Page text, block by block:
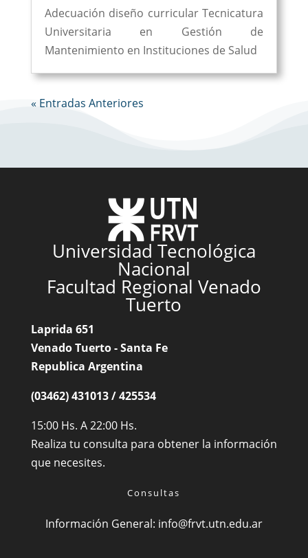
Adecuación diseño curricular Tecnicatura
Universitaria en Gestión de
Mantenimiento en Instituciones de Salud
« Entradas Anteriores
Universidad Tecnológica
Nacional
Facultad Regional Venado
Tuerto
Laprida 651
Venado Tuerto - Santa Fe
Republica Argentina
(03462) 431013 / 425534
15:00 Hs. A 22:00 Hs.
Realiza tu consulta para obtener la información
que necesites.
Consultas
Información General: info@frvt.utn.edu.ar